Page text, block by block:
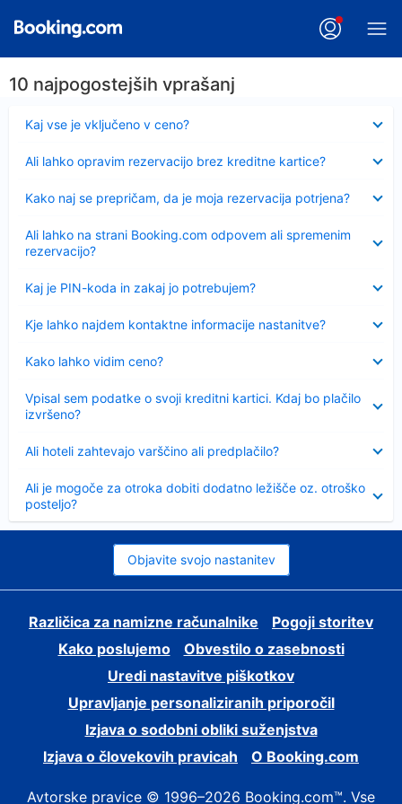
10 najpogostejših vprašanj
Kaj vse je vključeno v ceno?
Ali lahko opravim rezervacijo brez kreditne kartice?
Kako naj se prepričam, da je moja rezervacija potrjena?
Ali lahko na strani Booking.com odpovem ali spremenim
rezervacijo?
Kaj je PIN-koda in zakaj jo potrebujem?
Kje lahko najdem kontaktne informacije nastanitve?
Kako lahko vidim ceno?
Vpisal sem podatke o svoji kreditni kartici. Kdaj bo plačilo
izvršeno?
Ali hoteli zahtevajo varščino ali predplačilo?
Ali je mogoče za otroka dobiti dodatno ležišče oz. otroško
posteljo?
Objavite svojo nastanitev
Različica za namizne računalnike
Pogoji storitev
Kako poslujemo
Obvestilo o zasebnosti
Uredi nastavitve piškotkov
Upravljanje personaliziranih priporočil
Izjava o sodobni obliki suženjstva
Izjava o človekovih pravicah
O Booking.com
Avtorske pravice © 1996–2026 Booking.com™. Vse